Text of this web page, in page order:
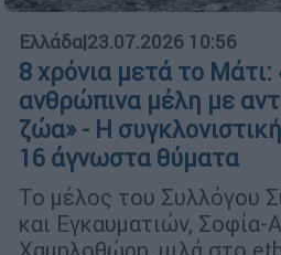
Ελλάδα|23.07.2026 10:56
8 χρόνια μετά το
ανθρώπινα μέλη με
ζώα» - Η
16 άγνωστα θύματα
Το μέλος του Συλλόγου
και Εγκαυματιών, Σοφία-